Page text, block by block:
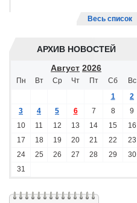
Весь список
АРХИВ НОВОСТЕЙ
Август 2026
Пн Вт Ср Чт Пт Сб
Вс
1
2
3
4 5 6 7 8
9
10
11 12 13 14 15
16
17
18 19 20 21 22
23
24
25 26 27 28 29
30
31